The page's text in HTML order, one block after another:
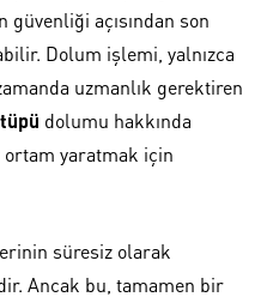
güvenliği açısından son
Dolum işlemi, yalnızca
uzmanlık gerektiren
dolumu hakkında
yaratmak için
süresiz olarak
Ancak bu, tamamen bir